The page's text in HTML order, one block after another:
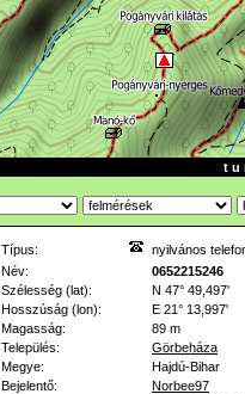
t u
Típus:
nyilvános
Név:
0652215246
Szélesség (lat):
N 47° 49,497'
Hosszúság (lon):
E 21° 13,997'
Magasság:
89 m
Település:
Görbeháza
Megye:
Hajdú-Bihar
Bejelentő:
Norbee97